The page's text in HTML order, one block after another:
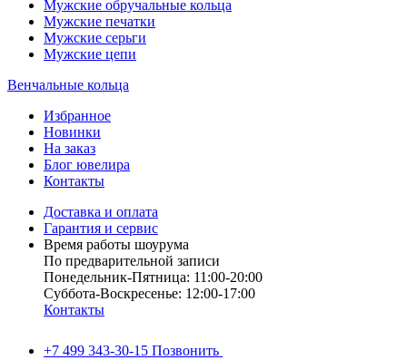
Мужские обручальные кольца
Мужские печатки
Мужские серьги
Мужские цепи
Венчальные кольца
Избранное
Новинки
На заказ
Блог ювелира
Контакты
Доставка и оплата
Гарантия и сервис
Время работы шоурума
По предварительной записи
Понедельник-Пятница: 11:00-20:00
Суббота-Bоcкресенье: 12:00-17:00
Контакты
+7 499 343-30-15 Позвонить